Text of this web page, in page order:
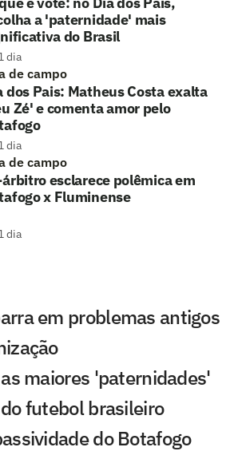
a 'paternidade' mais
do Brasil
dia
de campo
dos Pais: Matheus Costa exalta
Zé' e comenta amor pelo
dia
de campo
árbitro esclarece polêmica em
x Fluminense
dia
em problemas antigos
maiores 'paternidades'
futebol brasileiro
do Botafogo